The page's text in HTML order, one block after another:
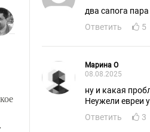
два сапога пара
Ответить
5
Марина О
08.08.2025
ну и какая
Неужели евреи
Ответить
3